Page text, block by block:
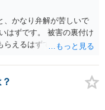
、かなり弁解が苦しいで
はずです。 被害の裏付け
らえるはずです。